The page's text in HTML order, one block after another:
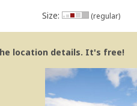
Size: (regular)
location details. It's free!